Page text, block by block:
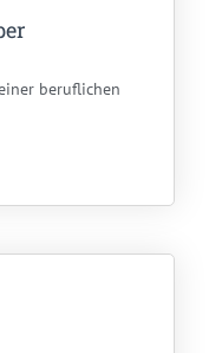
beruflichen